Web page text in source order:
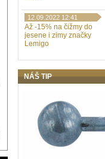
12.09.2022 12:41
Až -15% na čižmy do
jesene i zimy značky
Lemigo
NÁŠ TIP